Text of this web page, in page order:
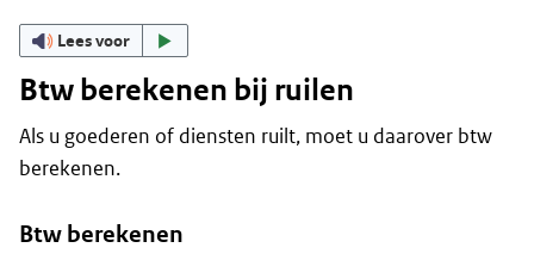
Lees voor
Btw berekenen bij ruilen
Als u goederen of diensten ruilt, moet u daarover btw
berekenen.
Btw berekenen